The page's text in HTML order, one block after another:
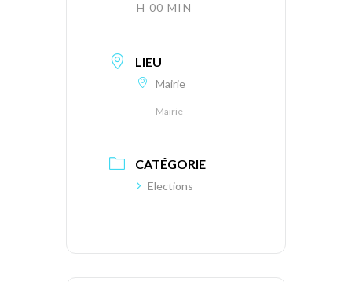
H 00 MIN
LIEU
Mairie
Mairie
CATÉGORIE
Elections